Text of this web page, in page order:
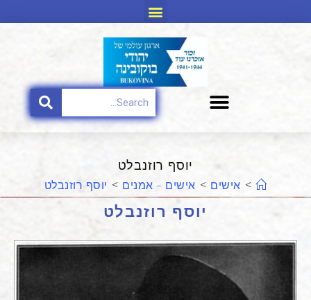
יוסף רוזנבלט​
> אישים > אישים – אמנים > יוסף רוזנבלט​
יוסף רוזנבלט​